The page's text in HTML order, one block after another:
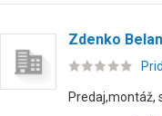
Zdenko
Predaj,montáž,